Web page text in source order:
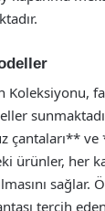
Koleksiyonu,
çantaları**
ürünler, her
sağlar.
tercih